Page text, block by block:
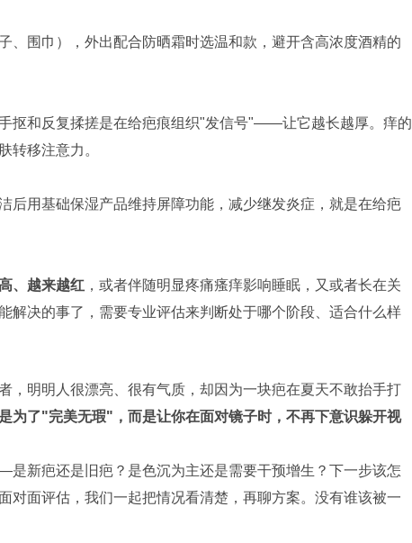
、围巾），外出配合防晒霜时选温和款，避开含高浓度酒精的
抠和反复揉搓是在给疤痕组织"发信号"——让它越长越厚。痒的
转移注意力。
后用基础保湿产品维持屏障功能，减少继发炎症，就是在给疤
、越来越红 ，或者伴随明显疼痛瘙痒影响睡眠，又或者长在关
决的事了，需要专业评估来判断处于哪个阶段、适合什么样
，明明人很漂亮、很有气质，却因为一块疤在夏天不敢抬手打
为了"完美无瑕"，而是让你在面对镜子时，不再下意识躲开视
新疤还是旧疤？是色沉为主还是需要干预增生？下一步该怎
面评估，我们一起把情况看清楚，再聊方案。没有谁该被一